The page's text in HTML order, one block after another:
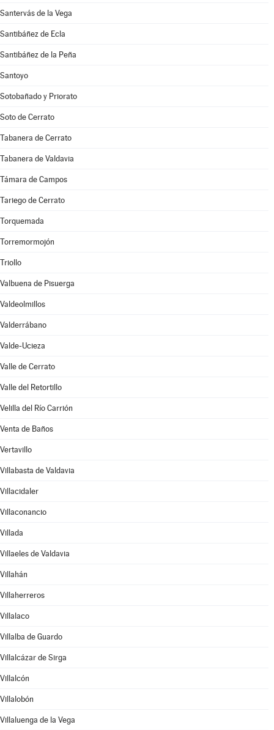
Santervás de la Vega
Santibáñez de Ecla
Santibáñez de la Peña
Santoyo
Sotobañado y Priorato
Soto de Cerrato
Tabanera de Cerrato
Tabanera de Valdavia
Támara de Campos
Tariego de Cerrato
Torquemada
Torremormojón
Triollo
Valbuena de Pisuerga
Valdeolmillos
Valderrábano
Valde-Ucieza
Valle de Cerrato
Valle del Retortillo
Velilla del Río Carrión
Venta de Baños
Vertavillo
Villabasta de Valdavia
Villacidaler
Villaconancio
Villada
Villaeles de Valdavia
Villahán
Villaherreros
Villalaco
Villalba de Guardo
Villalcázar de Sirga
Villalcón
Villalobón
Villaluenga de la Vega